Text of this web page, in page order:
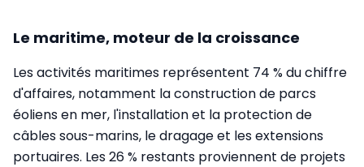
Le maritime, moteur de la croissance
Les activités maritimes représentent 74 % du chiffre
d'affaires, notamment la construction de parcs
éoliens en mer, l'installation et la protection de
câbles sous-marins, le dragage et les extensions
portuaires. Les 26 % restants proviennent de projets